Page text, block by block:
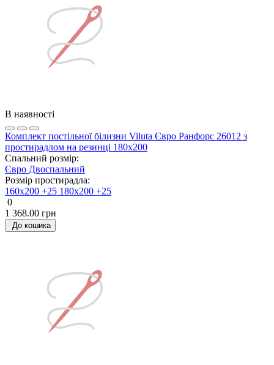
В наявності
Комплект постільної білизни Viluta Євро Ранфорс 26012 з
простирадлом на резинці 180х200
Спальний розмір:
Євро Двоспальний
Розмір простирадла:
160х200 +25 180х200 +25
0
1 368.00 грн
До кошика